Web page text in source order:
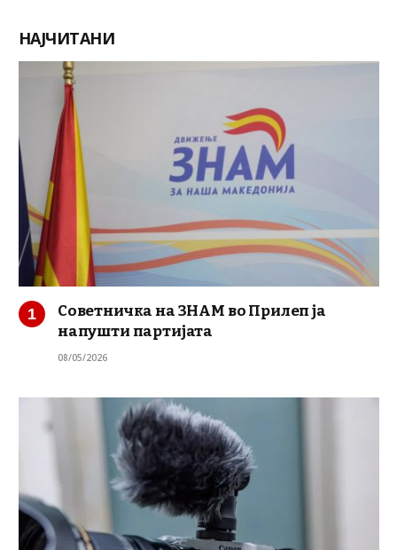
НАЈЧИТАНИ
Советничка на ЗНАМ во Прилеп ја
напушти партијата
08/05/2026